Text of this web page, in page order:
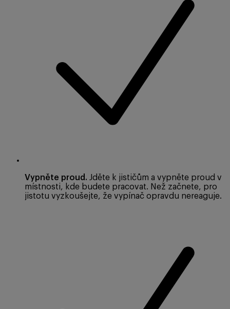
Vypněte proud. Jděte k jističům a vypněte proud v
místnosti, kde budete pracovat. Než začnete, pro
jistotu vyzkoušejte, že vypínač opravdu nereaguje.